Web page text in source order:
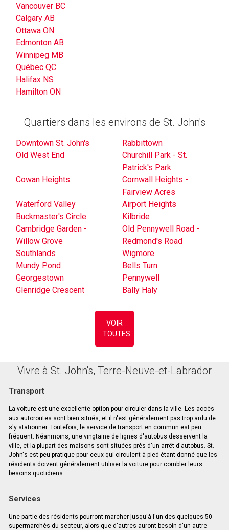
Vancouver BC
Calgary AB
Ottawa ON
Edmonton AB
Winnipeg MB
Québec QC
Halifax NS
Hamilton ON
Quartiers dans les environs de St. John's
Downtown St. John's
Rabbittown
Old West End
Churchill Park - St.
Patrick's Park
Cowan Heights
Cornwall Heights -
Fairview Acres
Waterford Valley
Airport Heights
Buckmaster's Circle
Kilbride
Cambridge Garden -
Willow Grove
Old Pennywell Road -
Redmond's Road
Southlands
Wigmore
Mundy Pond
Bells Turn
Georgestown
Pennywell
Glenridge Crescent
Bally Haly
VOIR
TOUTES
Vivre à St. John's, Terre-Neuve-et-Labrador
Transport
La voiture est une excellente option pour circuler dans la ville. Les accès
aux autoroutes sont bien situés, et il n'est généralement pas trop ardu de
s'y stationner. Toutefois, le service de transport en commun est peu
fréquent. Néanmoins, une vingtaine de lignes d'autobus desservent la
ville, et la plupart des maisons sont situées près d'un arrêt d'autobus. St.
John's est peu pratique pour ceux qui circulent à pied étant donné que les
résidents doivent généralement utiliser la voiture pour combler leurs
besoins quotidiens.
Services
Une partie des résidents pourront marcher jusqu'à l'un des quelques 50
supermarchés du secteur, alors que d'autres auront besoin d'un autre